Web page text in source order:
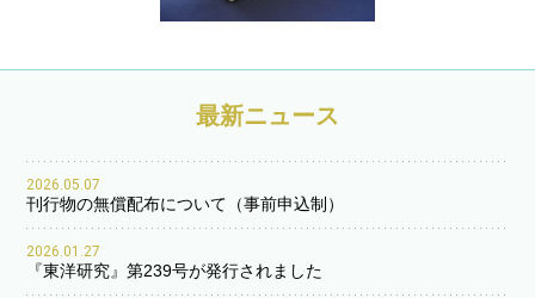
最新ニュース
2026.05.07
刊行物の無償配布について（事前申込制）
2026.01.27
『東洋研究』第239号が発行されました